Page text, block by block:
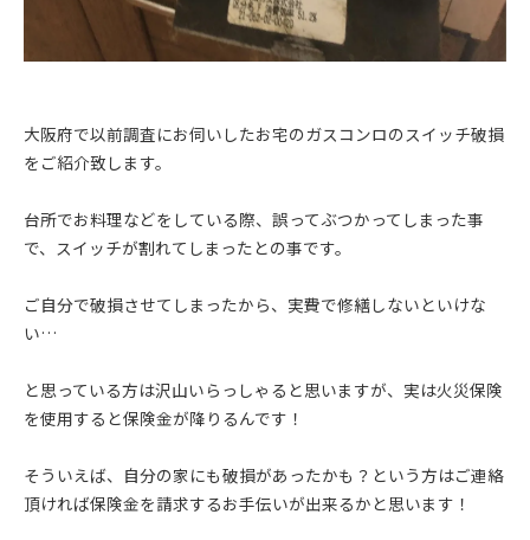
大阪府で以前調査にお伺いしたお宅のガスコンロのスイッチ破損
をご紹介致します。
台所でお料理などをしている際、誤ってぶつかってしまった事
で、スイッチが割れてしまったとの事です。
ご自分で破損させてしまったから、実費で修繕しないといけな
い…
と思っている方は沢山いらっしゃると思いますが、実は火災保険
を使用すると保険金が降りるんです！
そういえば、自分の家にも破損があったかも？という方はご連絡
頂ければ保険金を請求するお手伝いが出来るかと思います！